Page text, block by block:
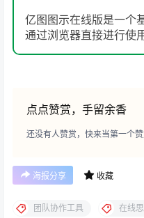
亿图图示在线版是一个
通过浏览器直接进行使
点点赞赏，手留余香
还没有人赞赏，快来当第一个赞
海报分享 收藏
团队协作工具 在线